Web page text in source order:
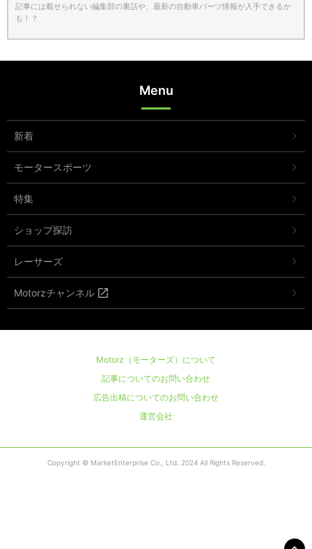
記事には載せられない編集部の裏話や、最新の自動車パーツ情報が入手できるか
も！？
Menu
新着
モータースポーツ
特集
ショップ探訪
レーサーズ
Motorzチャンネル
Motorz（モーターズ）について
記事についてのお問い合わせ
広告出稿についてのお問い合わせ
運営会社
Copyright © MarketEnterprise Co., Ltd. 2024 All Rights Reserved.